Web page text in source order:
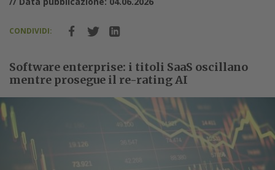
CONDIVIDI:
Software enterprise: i titoli SaaS oscillano
mentre prosegue il re-rating AI